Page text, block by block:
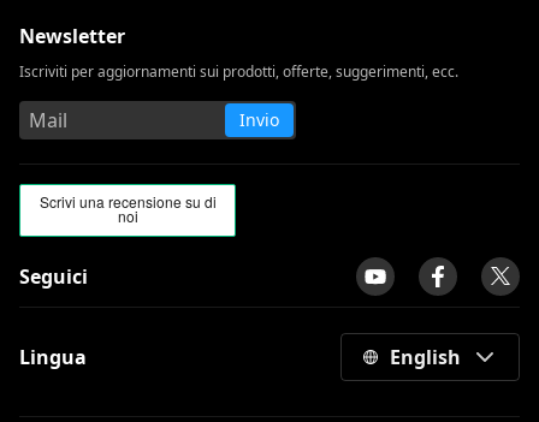
Newsletter
Iscriviti per aggiornamenti sui prodotti, offerte, suggerimenti, ecc.
Invio
Seguici
Lingua English